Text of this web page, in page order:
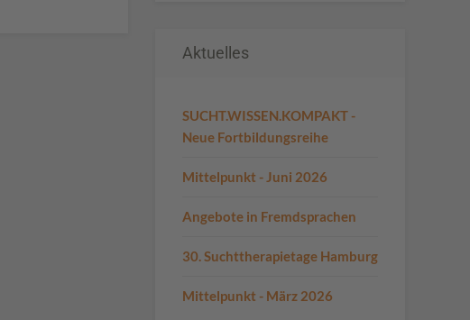
Aktuelles
SUCHT.WISSEN.KOMPAKT -
Neue Fortbildungsreihe
Mittelpunkt - Juni 2026
Angebote in Fremdsprachen
30. Suchttherapietage Hamburg
Mittelpunkt - März 2026